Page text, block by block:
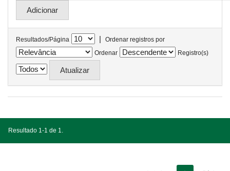
Resultados/Página |
Ordenar registros por
Ordenar
Registro(s)
Resultado 1-1 de 1.